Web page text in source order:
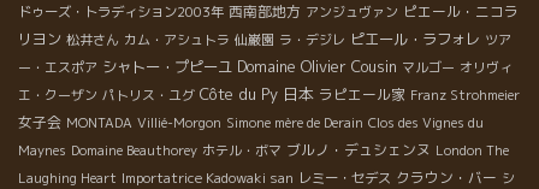
ドゥーズ・トラディション2003年 西南部地方 アンジュヴァン ピエール・ニコラ
リヨン 松井さん カム・アシュトラ 仙巌園 ラ・デジレ ピエール・ラフォレ ツア
ー・エスポア シャトー・プピーユ Domaine Olivier Cousin マルゴー オリヴィ
エ・クーザン パトリス・ユグ Côte du Py 日本 ラピエール家 Franz Strohmeier
女子会 MONTADA Villié-Morgon Simone mère de Derain Clos des Vignes du
Maynes Domaine Beauthorey ホテル・ボマ ブルノ・デュシェンヌ London The
Laughing Heart Importatrice Kadowaki san レミー・セデス クラウン・バー シ